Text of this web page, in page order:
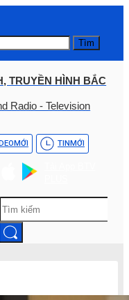
Tìm
TRUYỀN HÌNH BẮC
Radio - Television
MỚI TINMỚI